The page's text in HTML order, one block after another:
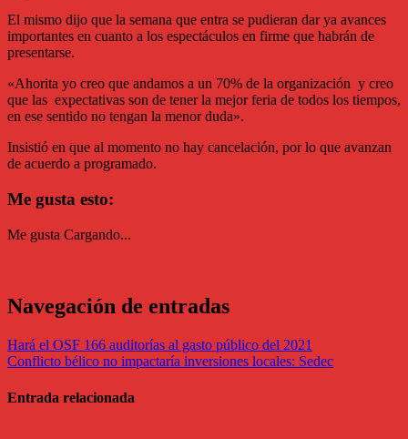
El mismo dijo que la semana que entra se pudieran dar ya avances
importantes en cuanto a los espectáculos en firme que habrán de
presentarse.
«Ahorita yo creo que andamos a un 70% de la organización y creo
que las expectativas son de tener la mejor feria de todos los tiempos,
en ese sentido no tengan la menor duda».
Insistió en que al momento no hay cancelación, por lo que avanzan
de acuerdo a programado.
Me gusta esto:
Me gusta Cargando...
Navegación de entradas
Hará el OSF 166 auditorías al gasto público del 2021
Conflicto bélico no impactaría inversiones locales: Sedec
Entrada relacionada